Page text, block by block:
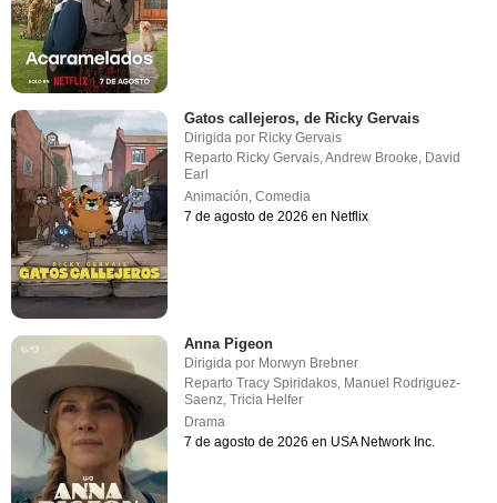
Gatos callejeros, de Ricky Gervais
Dirigida por Ricky Gervais
Reparto Ricky Gervais ,Andrew Brooke David
Earl
Animación ,Comedia
7 de agosto de 2026 en Netflix
Anna Pigeon
Dirigida por Morwyn Brebner
RepartoTracy Spiridakos, Manuel Rodriguez-
Saenz,Tricia Helfer
Drama
7 de agosto de 2026 en USA Network Inc.